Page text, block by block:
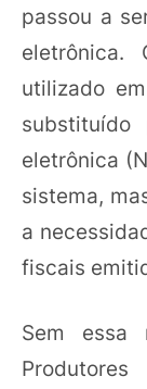
passou a
eletrônica.
utilizado
eletrônica
sistema,
a
fiscais
Sem essa